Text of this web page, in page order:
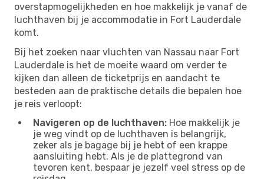
overstapmogelijkheden en hoe makkelijk je vanaf de
luchthaven bij je accommodatie in Fort Lauderdale
komt.
Bij het zoeken naar vluchten van Nassau naar Fort
Lauderdale is het de moeite waard om verder te
kijken dan alleen de ticketprijs en aandacht te
besteden aan de praktische details die bepalen hoe
je reis verloopt:
Navigeren op de luchthaven: Hoe makkelijk je
je weg vindt op de luchthaven is belangrijk,
zeker als je bagage bij je hebt of een krappe
aansluiting hebt. Als je de plattegrond van
tevoren kent, bespaar je jezelf veel stress op de